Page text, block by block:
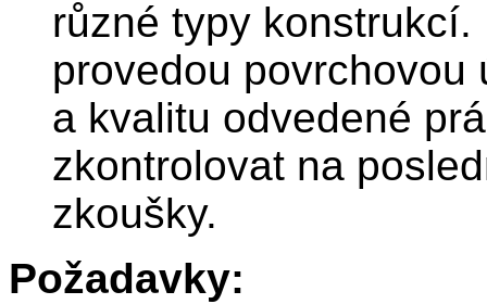
různé typy
provedou povrchovou
a kvalitu odvedené
zkontrolovat na
zkoušky.
Požadavky: